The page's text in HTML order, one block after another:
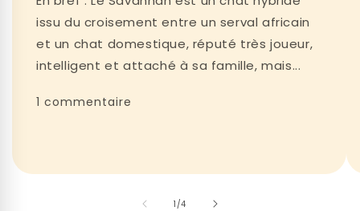
issu du croisement entre un serval africain
et un chat domestique, réputé très joueur,
intelligent et attaché à sa famille, mais...
1 commentaire
1 /de
4